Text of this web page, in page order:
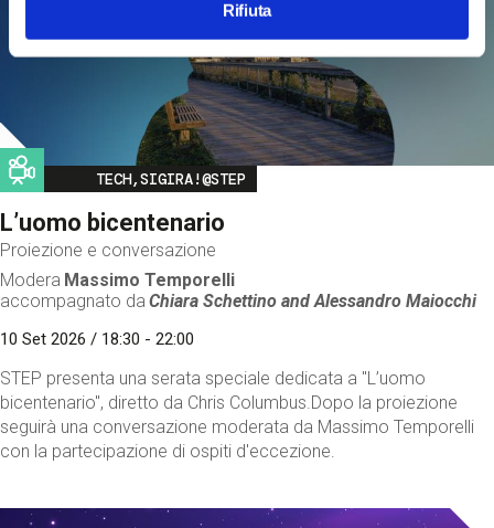
Rifiuta
Image
TECH,SIGIRA!@STEP
L’uomo bicentenario
Proiezione e conversazione
Modera Massimo Temporelli
accompagnato da Chiara Schettino andAlessandro Maiocchi
10 Set 2026 / 18:30 - 22:00
STEP presenta una serata speciale dedicata a "L’uomo
bicentenario", diretto da Chris Columbus.Dopo la proiezione
seguirà una conversazione moderata da Massimo Temporelli
con la partecipazione di ospiti d'eccezione.